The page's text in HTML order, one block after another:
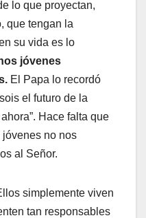
lo que proyectan,
que tengan la
su vida es lo
jóvenes
El Papa lo recordó
el futuro de la
Hace falta que
jóvenes no nos
al Señor.
simplemente viven
tan responsables